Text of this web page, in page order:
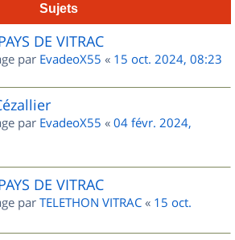
Sujets
DE VITRAC
par EvadeoX55 « 15 oct. 2024, 08:23
par EvadeoX55 « 04 févr. 2024,
DE VITRAC
par TELETHON VITRAC « 15 oct.